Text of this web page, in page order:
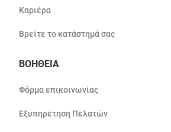
Καριέρα
Βρείτε το κατάστημά σας
ΒΟΗΘΕΙΑ
Φόρμα επικοινωνίας
Εξυπηρέτηση Πελατών